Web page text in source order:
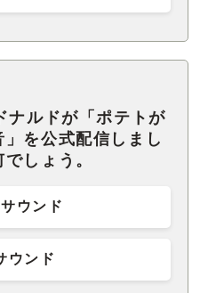
ナルドが「ポテトが
を公式配信しまし
しょう。
ウンド
ウンド